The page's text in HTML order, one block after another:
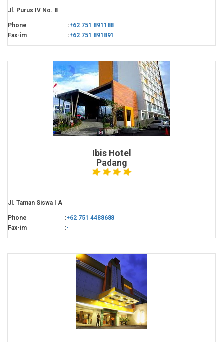
Jl. Purus IV No. 8
Phone :+62 751 891188
Fax-im
:+62 751 891891
Ibis Hotel
Padang
Jl. Taman Siswa I A
Phone :+62 751 4488688
Fax-im
:-